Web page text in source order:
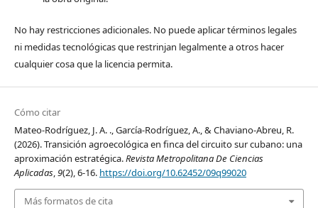
No hay restricciones adicionales. No puede aplicar términos legales
ni medidas tecnológicas que restrinjan legalmente a otros hacer
cualquier cosa que la licencia permita.
Cómo citar
Mateo-Rodríguez, J. A. ., García-Rodríguez, A., & Chaviano-Abreu, R.
(2026). Transición agroecológica en finca del circuito sur cubano: una
aproximación estratégica.Revista Metropolitana De Ciencias
Aplicadas,9(2), 6-16. https://doi.org/10.62452/09q99020
Más formatos de cita